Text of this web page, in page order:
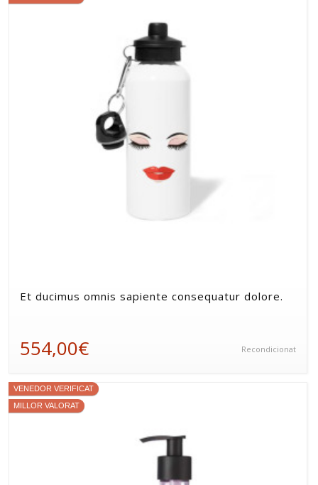
Et ducimus omnis sapiente consequatur dolore.
554,00€ Recondicionat
VENEDOR VERIFICAT
MILLOR VALORAT